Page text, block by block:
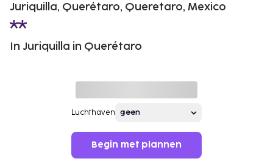
Juriquilla, Querétaro, Queretaro, Mexico
In Juriquilla in Querétaro
Luchthaven
Begin met plannen